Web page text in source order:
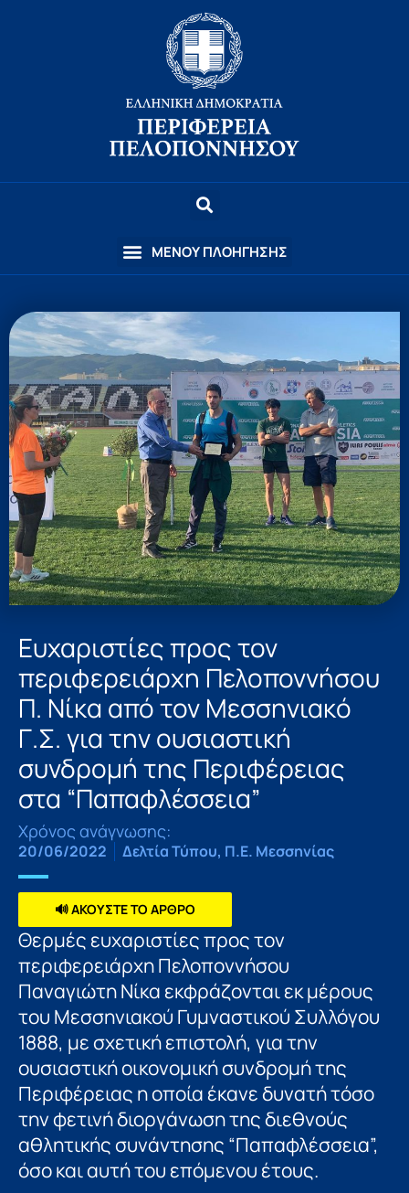
Ευχαριστίες προς τον
περιφερειάρχη Πελοποννήσου
Π. Νίκα από τον Μεσσηνιακό
Γ.Σ. για την ουσιαστική
συνδρομή της Περιφέρειας
στα “Παπαφλέσσεια”
Χρόνος ανάγνωσης:
20/06/2022 Δελτία Τύπου, Π.Ε. Μεσσηνίας
🔊 ΑΚΟΥΣΤΕ ΤΟ ΑΡΘΡΟ
Θερμές ευχαριστίες προς τον
περιφερειάρχη Πελοποννήσου
Παναγιώτη Νίκα εκφράζονται εκ μέρους
του Μεσσηνιακού Γυμναστικού Συλλόγου
1888, με σχετική επιστολή, για την
ουσιαστική οικονομική συνδρομή της
Περιφέρειας η οποία έκανε δυνατή τόσο
την φετινή διοργάνωση της διεθνούς
αθλητικής συνάντησης “Παπαφλέσσεια”,
όσο και αυτή του επόμενου έτους.